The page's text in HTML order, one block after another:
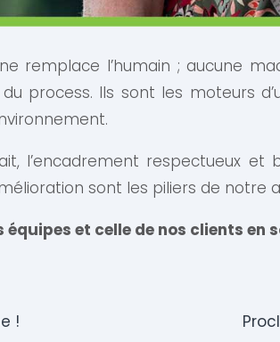
remplace l’humain ; aucune
process. Ils sont les moteurs
l’encadrement respectueux
sont les piliers de notre
équipes et celle de nos clients en
!